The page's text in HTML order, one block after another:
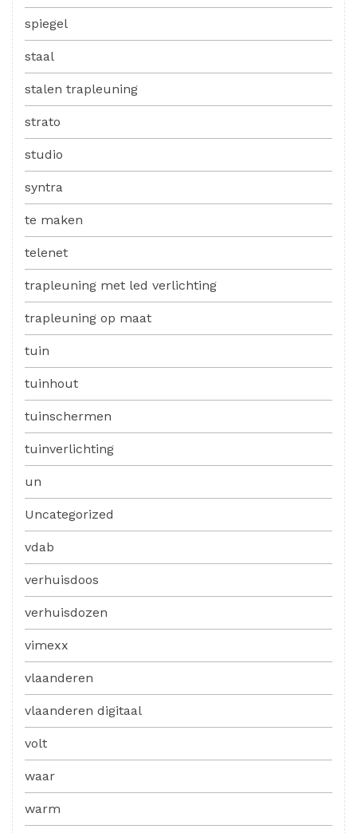
spiegel
staal
stalen trapleuning
strato
studio
syntra
te maken
telenet
trapleuning met led verlichting
trapleuning op maat
tuin
tuinhout
tuinschermen
tuinverlichting
un
Uncategorized
vdab
verhuisdoos
verhuisdozen
vimexx
vlaanderen
vlaanderen digitaal
volt
waar
warm